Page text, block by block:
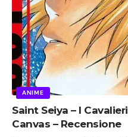
ANIME
Saint Seiya – I
Canvas – Recensione